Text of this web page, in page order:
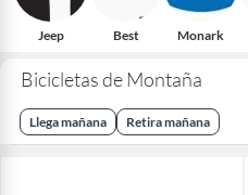
Jeep Best Monark
Bicicletas de Montaña
Llega mañana Retira mañana